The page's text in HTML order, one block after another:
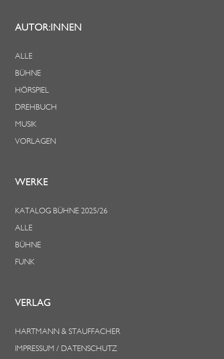
AUTOR:INNEN
ALLE
BÜHNE
HÖRSPIEL
DREHBUCH
MUSIK
VORLAGEN
WERKE
KATALOG BÜHNE 2025/26
ALLE
BÜHNE
FUNK
VERLAG
HARTMANN & STAUFFACHER
IMPRESSUM / DATENSCHUTZ